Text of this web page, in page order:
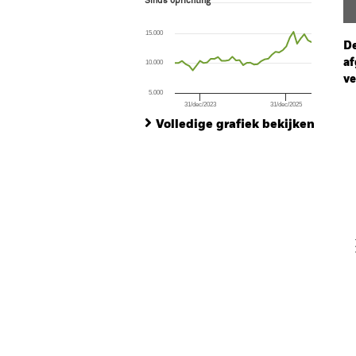
The chart has 1 X axis displaying Time.
The chart has 1 Y axis displaying values.
31/dec/2023 31/dec/2025
5.000
10.000
15.000
Volledige grafiek bekijken